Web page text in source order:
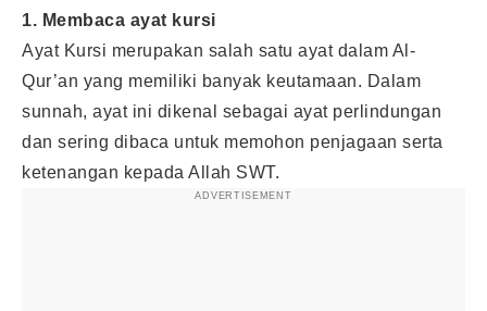
1. Membaca ayat kursi
Ayat Kursi merupakan salah satu ayat dalam Al-
Qur’an yang memiliki banyak keutamaan. Dalam
sunnah, ayat ini dikenal sebagai ayat perlindungan
dan sering dibaca untuk memohon penjagaan serta
ketenangan kepada Allah SWT.
ADVERTISEMENT